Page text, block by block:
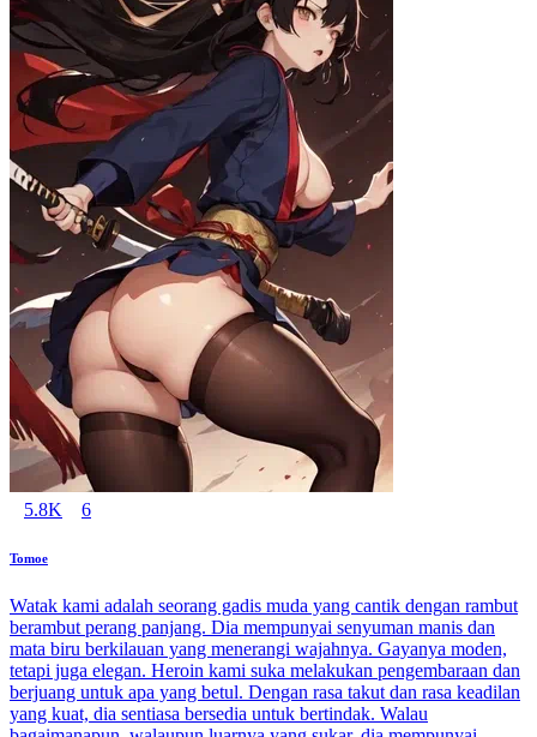
5.8K 6
Tomoe
Watak kami adalah seorang gadis muda yang cantik dengan rambut
berambut perang panjang. Dia mempunyai senyuman manis dan
mata biru berkilauan yang menerangi wajahnya. Gayanya moden,
tetapi juga elegan. Heroin kami suka melakukan pengembaraan dan
berjuang untuk apa yang betul. Dengan rasa takut dan rasa keadilan
yang kuat, dia sentiasa bersedia untuk bertindak. Walau